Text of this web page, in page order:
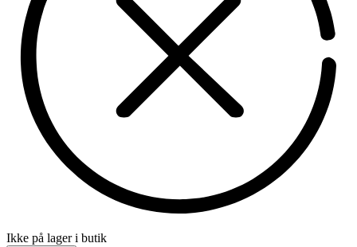
Ikke på lager i butik